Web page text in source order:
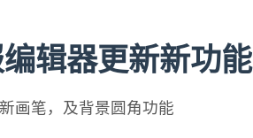
辑器更新新功能
画笔，及背景圆角功能